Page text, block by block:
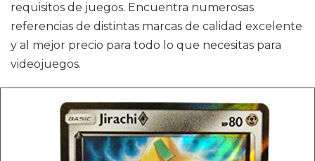
requisitos de juegos. Encuentra numerosas
referencias de distintas marcas de calidad excelente
y al mejor precio para todo lo que necesitas para
videojuegos.